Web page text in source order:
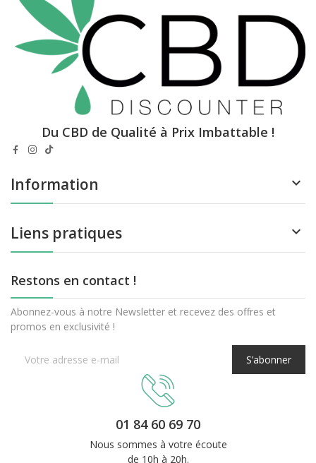
Du CBD de Qualité à Prix Imbattable !
Information 
Liens pratiques 
Restons en contact !
Abonnez-vous à notre Newsletter et recevez des offres et
promos en exclusivité !
S’abonner
01 84 60 69 70
Nous sommes à votre écoute
de 10h à 20h.